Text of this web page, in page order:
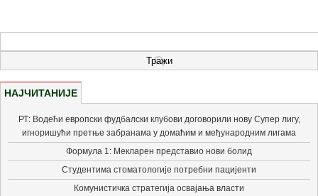
НАЈЧИТАНИЈЕ
РТ: Водећи европски фудбалски клубови договорили нову Супер лигу,
игноришући претње забранама у домаћим и међународним лигама
Формула 1: Мекларен представио нови болид
Студентима стоматологије потребни пацијенти
Комунистичка стратегија освајања власти